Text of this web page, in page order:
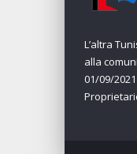
L’altra
alla
01/09/